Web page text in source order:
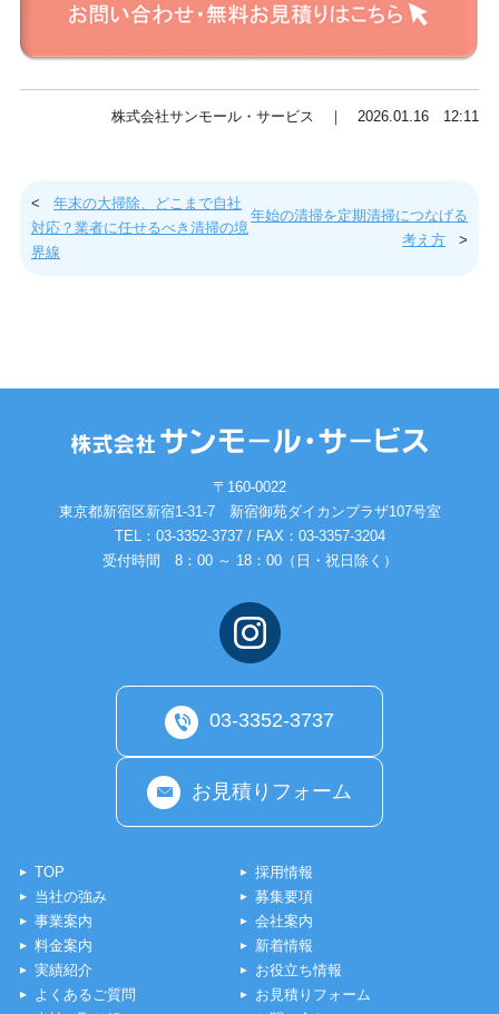
株式会社サンモール・サービス ｜ 2026.01.16 12:11
< 年末の大掃除、どこまで自社
対応？業者に任せるべき清掃の境
界線
年始の清掃を定期清掃につなげる
考え方 >
〒160-0022
東京都新宿区新宿1-31-7 新宿御苑ダイカンプラザ107号室
TEL： 03-3352-3737/ FAX：03-3357-3204
受付時間 8：00 ～ 18：00（日・祝日除く）
03-3352-3737
お見積りフォーム
TOP
当社の強み
事業案内
料金案内
実績紹介
よくあるご質問
採用情報
募集要項
会社案内
新着情報
お役立ち情報
お見積りフォーム